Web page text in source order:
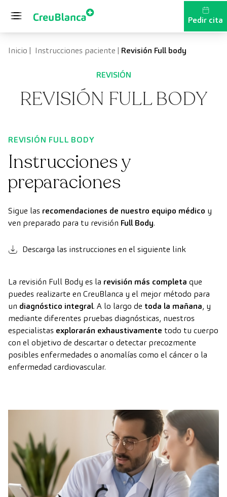
Pedir cita
Inicio | Instrucciones paciente | Revisión Full body
REVISIÓN
REVISIÓN FULL BODY
REVISIÓN FULL BODY
Instrucciones y
preparaciones
Sigue las recomendaciones de nuestro equipo médico y
ven preparado para tu revisión Full Body.
Descarga las instrucciones en el siguiente link
La revisión Full Body es la revisión más completa que
puedes realizarte en CreuBlanca y el mejor método para
un diagnóstico integral. A lo largo de toda la mañana, y
mediante diferentes pruebas diagnósticas, nuestros
especialistas explorarán exhaustivamente todo tu cuerpo
con el objetivo de descartar o detectar precozmente
posibles enfermedades o anomalías como el cáncer o la
enfermedad cardiovascular.